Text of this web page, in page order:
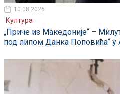
10.08.2026
Култура
„Приче из Македоније“ –
под липом Данка Поповића“ у